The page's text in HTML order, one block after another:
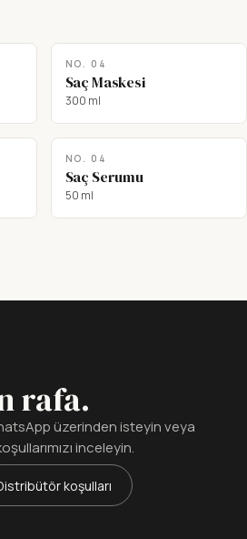
NO. 04
Saç Maskesi
300 ml
NO. 04
Saç Serumu
50 ml
rafa.
üzerinden isteyin veya
inceleyin.
koşulları